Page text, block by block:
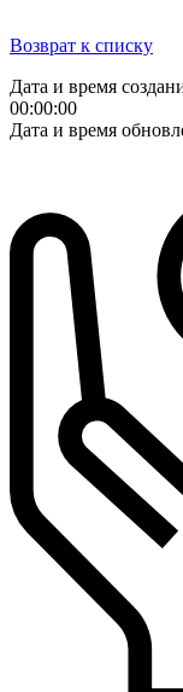
Возврат к списку
Дата и время
00:00:00
Дата и время